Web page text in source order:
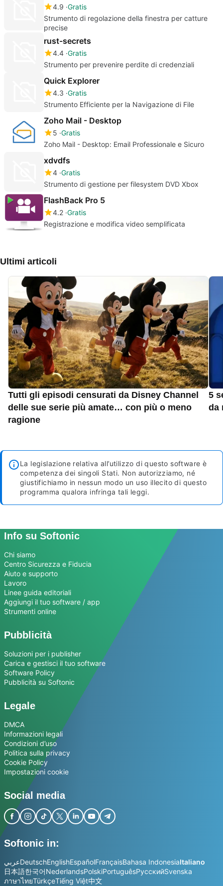
4.9 Gratis
Strumento di regolazione della finestra per catture
precise
rust-secrets
4.4 Gratis
Strumento per prevenire perdite di credenziali
Quick Explorer
4.3 Gratis
Strumento Efficiente per la Navigazione di File
Zoho Mail - Desktop
5 Gratis
Zoho Mail - Desktop: Email Professionale e Sicuro
xdvdfs
4 Gratis
Strumento di gestione per filesystem DVD Xbox
FlashBack Pro 5
4.2 Gratis
Registrazione e modifica video semplificata
Ultimi articoli
Tutti gli episodi censurati da Disney Channel
delle sue serie più amate… con più o meno
ragione
5
da
La legislazione relativa all’utilizzo di questo software è
competenza dei singoli Stati. Non autorizziamo, né
giustifichiamo in nessun modo un uso illecito di questo
programma qualora infringa tali leggi.
Info su Softonic
Chi siamo
Centro Sicurezza e Fiducia
Aiuto e supporto
Lavoro
Linee guida editoriali
Aggiungi il tuo software / app
Strumenti online
Pubblicità
Soluzioni per i publisher
Carica e gestisci il tuo software
Software Policy
Pubblicità su Softonic
Legale
DMCA
Informazioni legali
Condizioni d’uso
Politica sulla privacy
Cookie Policy
Impostazioni cookie
Social media
Softonic in:
عربيDeutschEnglishEspañolFrançaisBahasa IndonesiaItaliano
日本語한국어NederlandsPolskiPortuguêsРусскийSvenska
ภาษาไทยTürkçeTiếng Việt中文